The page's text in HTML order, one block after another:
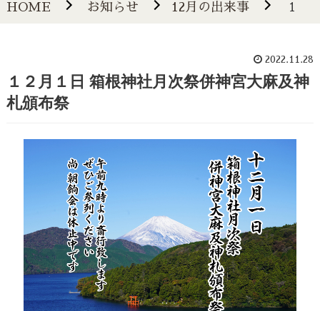
HOME お知らせ 12月の出来事 １２
2022.11.28
１２月１日 箱根神社月次祭併神宮大麻及神
札頒布祭